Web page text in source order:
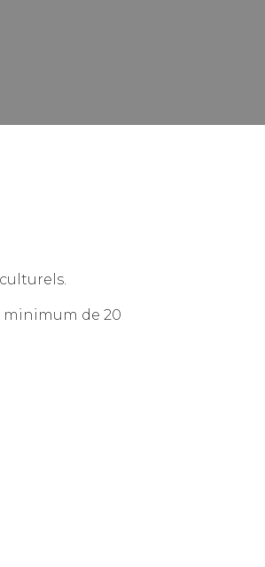
minimum de 20